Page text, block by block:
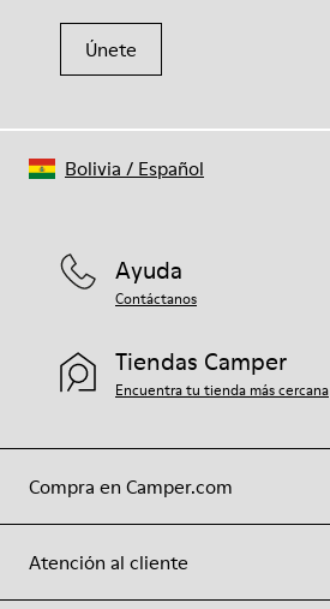
Únete
Compra en Camper.com
Atención al cliente
Ayuda
Contáctanos
Tiendas Camper
Encuentra tu tienda más cercana
Bolivia / Español